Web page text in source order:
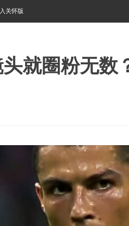
关怀版
就圈粉无数